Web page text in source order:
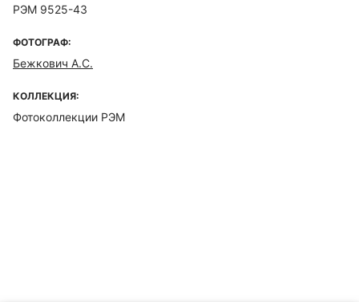
РЭМ 9525-43
ФОТОГРАФ:
Бежкович А.С.
КОЛЛЕКЦИЯ:
Фотоколлекции РЭМ